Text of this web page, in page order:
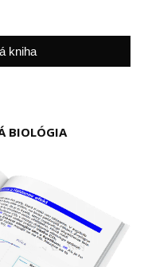
kniha
BIOLÓGIA